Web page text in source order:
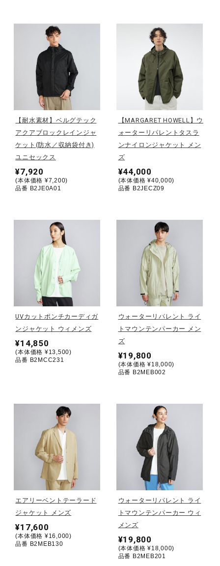
バレーボール
テニス／ソフトテニス
バドミントン
陸上競技
卓球
柔道
ウィンタースポーツ
ワーキング
ウォーキングシューズ
インナー
寝具／ミズノスリープ
アウトドア／レイン
サポーター
【耐水素材】ベルグテック
アクアブロックレインジャ
ケット(防水／収納袋付き)
ユニセックス
¥7,920
(本体価格 ¥7,200)
品番 B2JE0A01
【MARGARET HOWELL】ウ
ォーターリパレントタスラ
ンナイロンジャケット メン
ズ
¥44,000
(本体価格 ¥40,000)
品番 B2JECZ09
UVカットポンチカーディガ
ンジャケット ウィメンズ
¥14,850
(本体価格 ¥13,500)
品番 B2MCC231
ウォーターリパレント ライ
トマウンテンパーカー メン
ズ
¥19,800
(本体価格 ¥18,000)
品番 B2MEB002
エアリーベントテーラード
ジャケット メンズ
¥17,600
(本体価格 ¥16,000)
品番 B2MEB130
ウォーターリパレント ライ
トマウンテンパーカー ウィ
メンズ
¥19,800
(本体価格 ¥18,000)
品番 B2MEB201